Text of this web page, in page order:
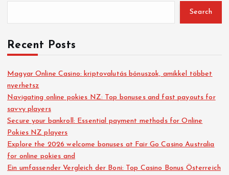
Search
Recent Posts
Magyar Online Casino: kriptovalutás bónuszok, amikkel többet
nyerhetsz
Navigating online pokies NZ: Top bonuses and fast payouts for
savvy players
Secure your bankroll: Essential payment methods for Online
Pokies NZ players
Explore the 2026 welcome bonuses at Fair Go Casino Australia
for online pokies and
Ein umfassender Vergleich der Boni: Top Casino Bonus Österreich